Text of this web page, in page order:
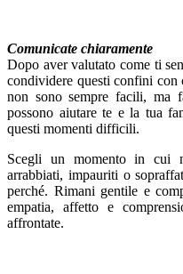
Comunicate chiaramente
Dopo aver valutato come ti
condividere questi confini
non sono sempre facili, ma
possono aiutare te e la tua
questi momenti difficili.
Scegli un momento in cui
arrabbiati, impauriti o
perché. Rimani gentile e
empatia, affetto e
affrontate.